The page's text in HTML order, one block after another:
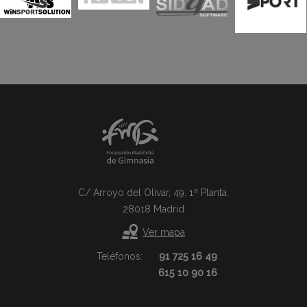
C/ Arroyo del Olivar, 49. 1ª Planta.
28018 Madrid
Ver mapa
Teléfonos:
91 725 16 49
615 10 90 16